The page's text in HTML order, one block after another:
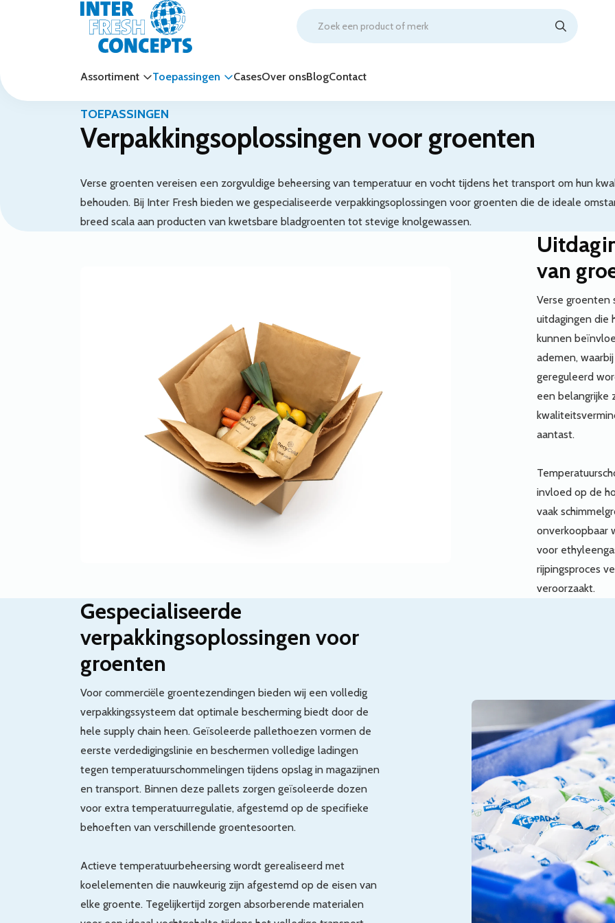
Assortiment Toepassingen CasesOver onsBlogContact
Toepassingen Groenten
TOEPASSINGEN
Verpakkingsoplossingen voor groenten
Verse groenten vereisen een zorgvuldige beheersing van temperatuur en vocht tijdens het transport om hun
behouden. Bij Inter Fresh bieden we gespecialiseerde verpakkingsoplossingen voor groenten die de ideale
breed scala aan producten van kwetsbare bladgroenten tot stevige knolgewassen.
van
Verse groenten
uitdagingen die
kunnen
ademen,
gereguleerd
een belangrijke
aantast.
invloed op de
vaak
onverkoopbaar
voor
rijpingsproces
veroorzaakt.
Gespecialiseerde
verpakkingsoplossingen voor
groenten
Voor commerciële groentezendingen bieden wij een volledig
verpakkingssysteem dat optimale bescherming biedt door de
hele supply chain heen. Geïsoleerde pallethoezen vormen de
eerste verdedigingslinie en beschermen volledige ladingen
tegen temperatuurschommelingen tijdens opslag in magazijnen
en transport. Binnen deze pallets zorgen geïsoleerde dozen
voor extra temperatuurregulatie, afgestemd op de specifieke
behoeften van verschillende groentesoorten.
Actieve temperatuurbeheersing wordt gerealiseerd met
koelelementen die nauwkeurig zijn afgestemd op de eisen van
elke groente. Tegelijkertijd zorgen absorberende materialen